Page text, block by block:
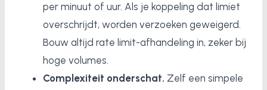
per minuut of uur. Als je koppeling dat limiet
overschrijdt, worden verzoeken geweigerd.
Bouw altijd rate limit-afhandeling in, zeker bij
hoge volumes.
Complexiteit onderschat. Zelf een simpele